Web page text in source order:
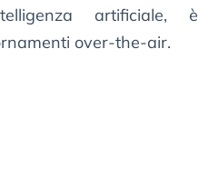
artificiale, è
over-the-air.